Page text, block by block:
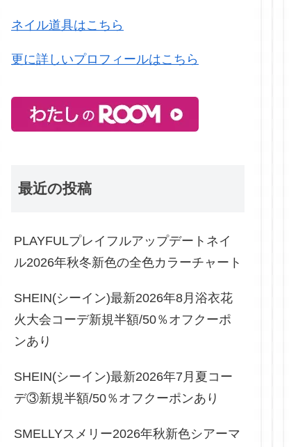
ネイル道具はこちら
更に詳しいプロフィールはこちら
最近の投稿
PLAYFULプレイフルアップデートネイ
ル2026年秋冬新色の全色カラーチャート
SHEIN(シーイン)最新2026年8月浴衣花
火大会コーデ新規半額/50％オフクーポ
ンあり
SHEIN(シーイン)最新2026年7月夏コー
デ③新規半額/50％オフクーポンあり
SMELLYスメリー2026年秋新色シアーマ